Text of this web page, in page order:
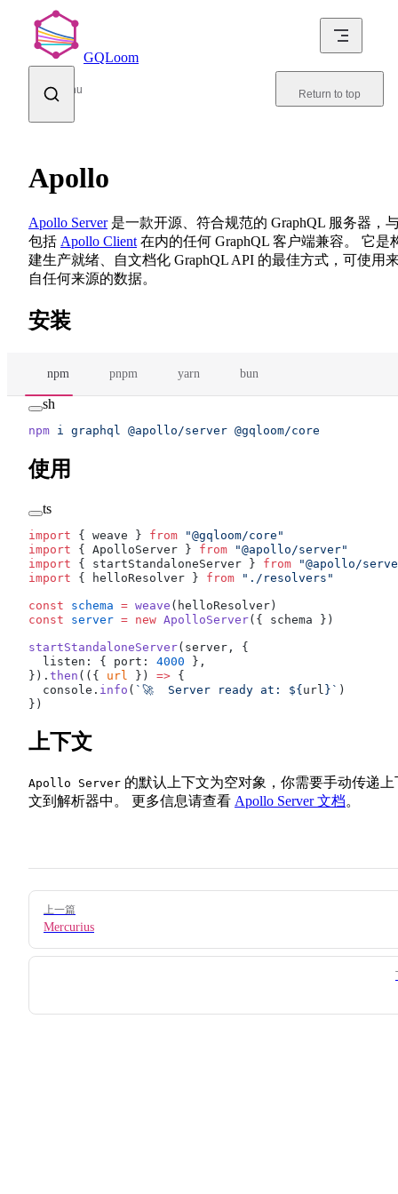
Skip to content
GQLoom
Menu Return to top
Apollo
Apollo Server是一款开源、符合规范的 GraphQL 服务器，
包括 Apollo Client 在内的任何 GraphQL 客户端兼容。 它是
建生产就绪、自文档化 GraphQL API 的最佳方式，可使用
自任何来源的数据。
安装
npm pnpm yarn bun
sh
npm i graphql @apollo/server @gqloom/core
使用
ts
import { weave } from "@gqloom/core"
import { ApolloServer } from "@apollo/server"
import { startStandaloneServer } from "@apollo/
import { helloResolver } from "./resolvers"
const schema = weave ( helloResolver)
const
server = new ApolloServer({ schema })
startStandaloneServer( server , {
listen : { port : 4000 },
}). then (({ url }) => {
console . info ( `🚀  Server ready at: ${url }` )
})
上下文
Apollo Server 的默认上下文为空对象，你需要手动传递上
文到解析器中。 更多信息请查看 Apollo Server 文档。
Pager
上一篇
Mercurius